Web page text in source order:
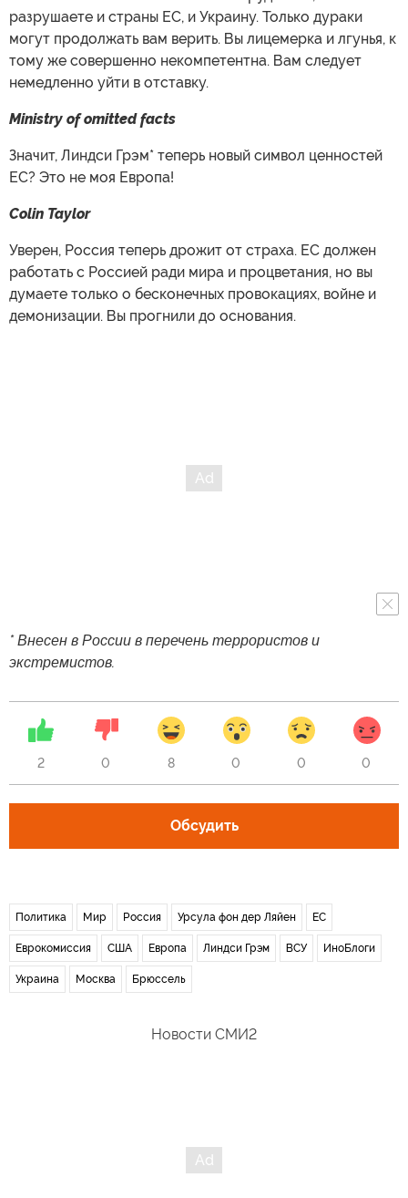
разрушаете и страны ЕС, и Украину. Только дураки
могут продолжать вам верить. Вы лицемерка и лгунья, к
тому же совершенно некомпетентна. Вам следует
немедленно уйти в отставку.
Ministry of omitted facts
Значит, Линдси Грэм* теперь новый символ ценностей
ЕС? Это не моя Европа!
Colin Taylor
Уверен, Россия теперь дрожит от страха. ЕС должен
работать с Россией ради мира и процветания, но вы
думаете только о бесконечных провокациях, войне и
демонизации. Вы прогнили до основания.
* Внесен в России в перечень террористов и
экстремистов.
2 0 8 0 0 0
Обсудить
Политика Мир Россия Урсула фон дер Ляйен ЕС
Еврокомиссия США Европа Линдси Грэм ВСУ ИноБлоги
Украина Москва Брюссель
Новости СМИ2